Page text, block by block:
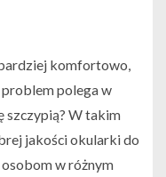
bardziej komfortowo,
polega w
szczypią? W takim
jakości okularki do
osobom w różnym